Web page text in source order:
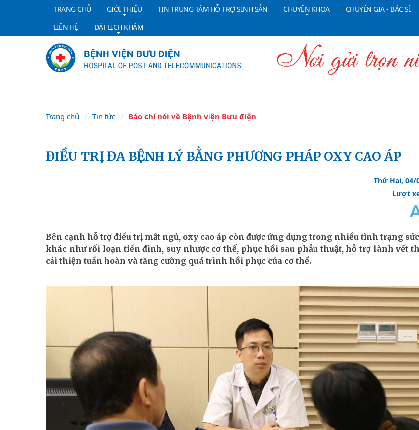
TRANG CHỦ GIỚI THIỆU TIN TRUNG TÂM HỖ TRỢ SINH SẢN CHUYÊN KHOA CHUYÊN GIA - BÁC SĨ
LIÊN HỆ
ĐẶT LỊCH KHÁM
Trang chủ Tin tức Báo chí nói về Bệnh viện Bưu điện
ĐIỀU TRỊ ĐA BỆNH LÝ BẰNG PHƯƠNG PHÁP OXY CAO ÁP
Thứ Hai, 04/
Lượt
Bên cạnh hỗ trợ điều trị mất ngủ, oxy cao áp còn được ứng dụng trong nhiều tình trạng
khác như rối loạn tiền đình, suy nhược cơ thể, phục hồi sau phẫu thuật, hỗ trợ lành vết
cải thiện tuần hoàn và tăng cường quá trình hồi phục của cơ thể.